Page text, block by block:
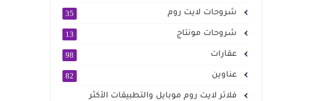
شروحات لايت روم 35
شروحات مونتاج 13
عقارات 98
عناوين 82
فلاتر لايت روم موبايل والتطبيقات الأكثر